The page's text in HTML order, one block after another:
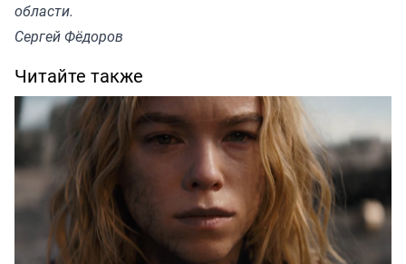
области.
Сергей Фёдоров
Читайте также